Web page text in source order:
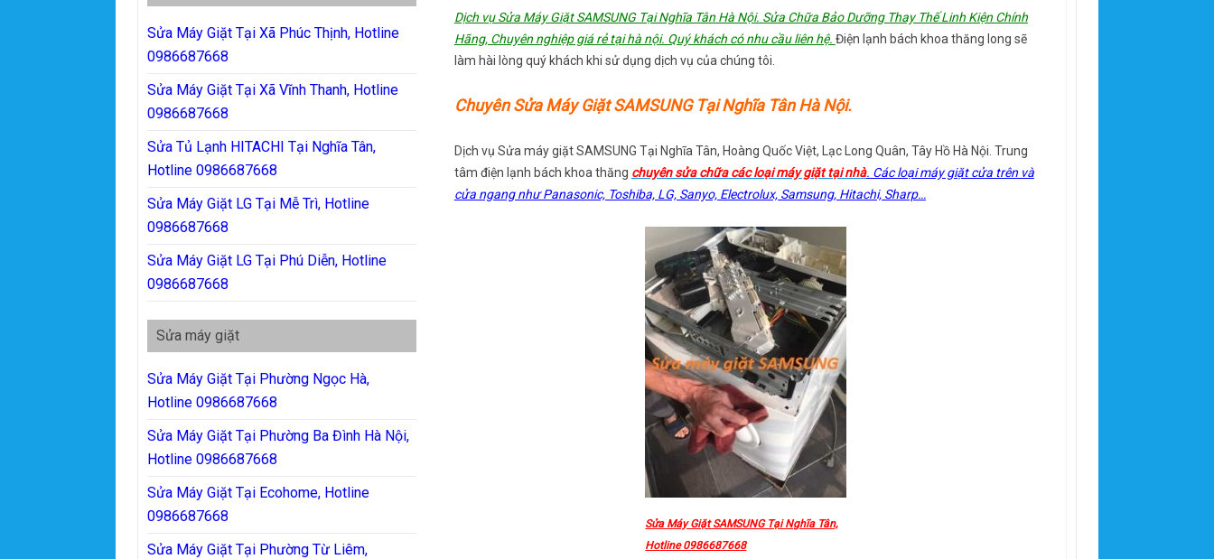
Dịch vụ Sửa Máy Giặt SAMSUNG Tại Nghĩa Tân Hà Nội. Sửa Chữa Bảo Dưỡng Thay Thế Linh Kiện Chính
Hãng, Chuyên nghiệp giá rẻ tại hà nội. Quý khách có nhu cầu liên hệ. Điện lạnh bách khoa thăng long sẽ
làm hài lòng quý khách khi sử dụng dịch vụ của chúng tôi.
Chuyên Sửa Máy Giặt SAMSUNG Tại Nghĩa Tân Hà Nội.
Dịch vụ Sửa máy giặt SAMSUNG Tại Nghĩa Tân, Hoàng Quốc Việt, Lạc Long Quân, Tây Hồ Hà Nội. Trung
tâm điện lạnh bách khoa thăng chuyên sửa chữa các loại máy giặt tại nhà. Các loại máy giặt cửa trên và
cửa ngang như Panasonic, Toshiba, LG, Sanyo, Electrolux, Samsung, Hitachi, Sharp…
Sửa Máy Giặt SAMSUNG Tại Nghĩa Tân,
Hotline 0986687668
Sửa Máy Giặt Tại Xã Phúc Thịnh, Hotline
0986687668
Sửa Máy Giặt Tại Xã Vĩnh Thanh, Hotline
0986687668
Sửa Tủ Lạnh HITACHI Tại Nghĩa Tân,
Hotline 0986687668
Sửa Máy Giặt LG Tại Mễ Trì, Hotline
0986687668
Sửa Máy Giặt LG Tại Phú Diễn, Hotline
0986687668
Sửa máy giặt
Sửa Máy Giặt Tại Phường Ngọc Hà,
Hotline 0986687668
Sửa Máy Giặt Tại Phường Ba Đình Hà Nội,
Hotline 0986687668
Sửa Máy Giặt Tại Ecohome, Hotline
0986687668
Sửa Máy Giặt Tại Phường Từ Liêm,